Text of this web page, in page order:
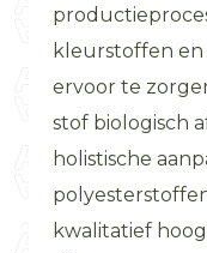
kleurstoffen
ervoor te
stof biologisch
holistische
kwalitatief